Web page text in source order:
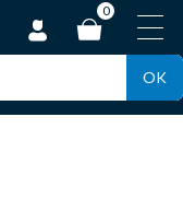
0
OK